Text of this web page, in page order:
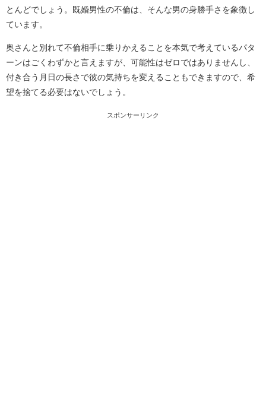
とんどでしょう。既婚男性の不倫は、そんな男の身勝手さを象徴し
ています。
奥さんと別れて不倫相手に乗りかえることを本気で考えているパタ
ーンはごくわずかと言えますが、可能性はゼロではありませんし、
付き合う月日の長さで彼の気持ちを変えることもできますので、希
望を捨てる必要はないでしょう。
スポンサーリンク